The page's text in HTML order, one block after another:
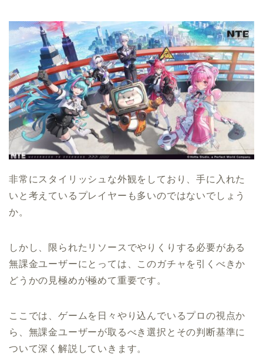
非常にスタイリッシュな外観をしており、手に入れた
いと考えているプレイヤーも多いのではないでしょう
か。
しかし、限られたリソースでやりくりする必要がある
無課金ユーザーにとっては、このガチャを引くべきか
どうかの見極めが極めて重要です。
ここでは、ゲームを日々やり込んでいるプロの視点か
ら、無課金ユーザーが取るべき選択とその判断基準に
ついて深く解説していきます。